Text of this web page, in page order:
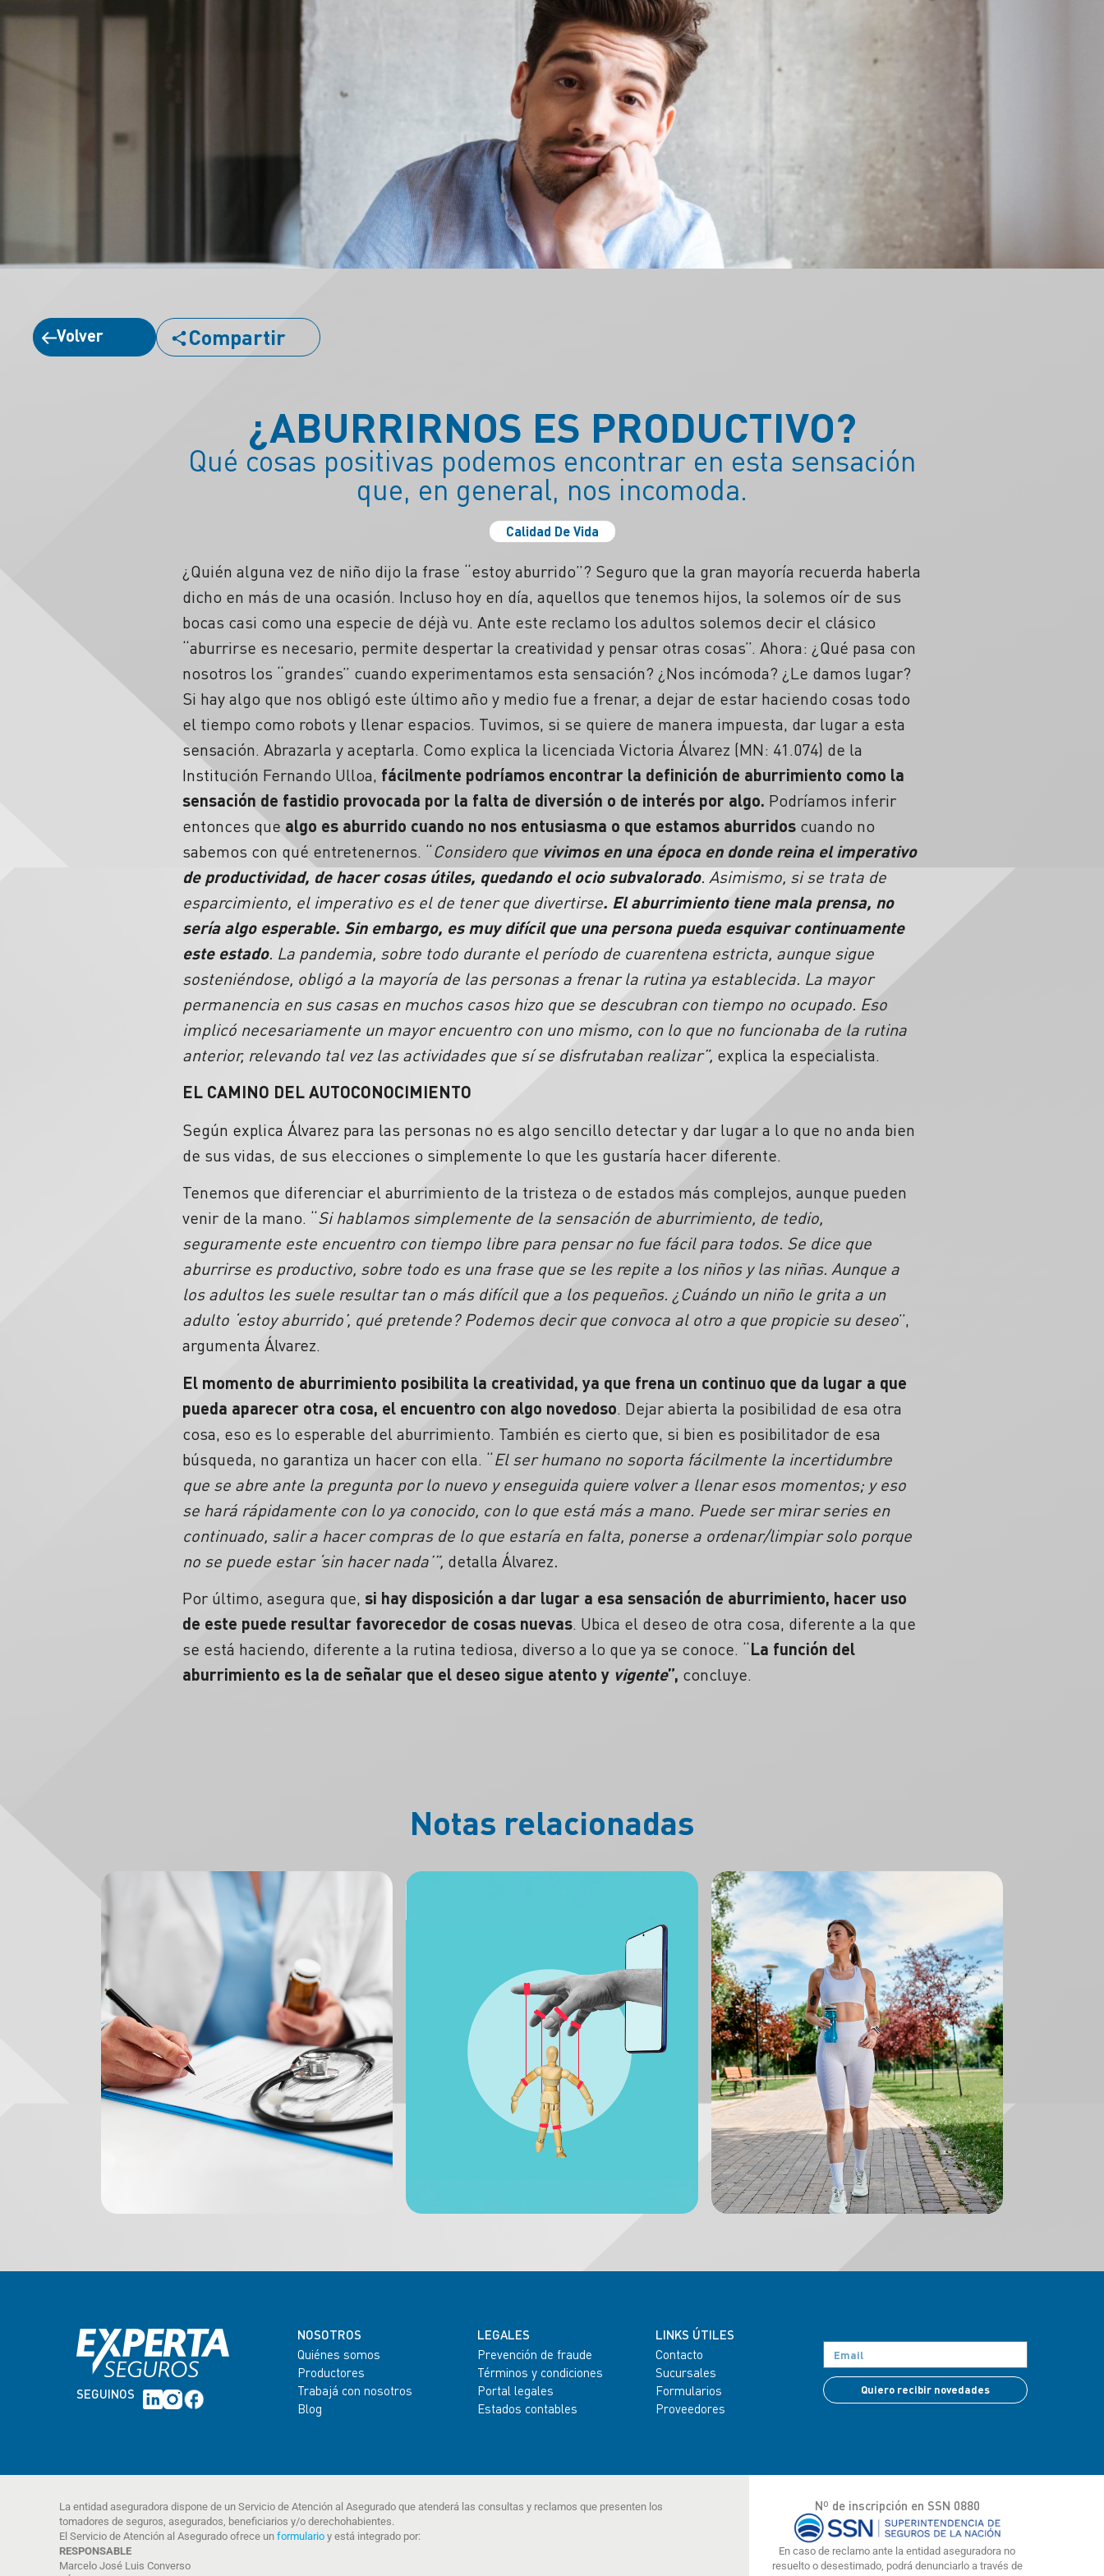
Volver Compartir
¿ABURRIRNOS ES PRODUCTIVO?
Qué cosas positivas podemos encontrar en esta sensación
que, en general, nos incomoda.
Calidad De Vida
¿Quién alguna vez de niño dijo la frase “estoy aburrido”? Seguro que la gran mayoría recuerda haberla
dicho en más de una ocasión. Incluso hoy en día, aquellos que tenemos hijos, la solemos oír de sus
bocas casi como una especie de déjà vu. Ante este reclamo los adultos solemos decir el clásico
“aburrirse es necesario, permite despertar la creatividad y pensar otras cosas”. Ahora: ¿Qué pasa con
nosotros los “grandes” cuando experimentamos esta sensación? ¿Nos incómoda? ¿Le damos lugar?
Si hay algo que nos obligó este último año y medio fue a frenar, a dejar de estar haciendo cosas todo
el tiempo como robots y llenar espacios. Tuvimos, si se quiere de manera impuesta, dar lugar a esta
sensación. Abrazarla y aceptarla. Como explica la licenciada Victoria Álvarez (MN: 41.074) de la
Institución Fernando Ulloa, fácilmente podríamos encontrar la definición de aburrimiento como la
sensación de fastidio provocada por la falta de diversión o de interés por algo. Podríamos inferir
entonces que algo es aburrido cuando no nos entusiasma o que estamos aburridos cuando no
sabemos con qué entretenernos. “Considero que vivimos en una época en donde reina el imperativo
de productividad, de hacer cosas útiles, quedando el ocio subvalorado. Asimismo, si se trata de
esparcimiento, el imperativo es el de tener que divertirse. El aburrimiento tiene mala prensa, no
sería algo esperable. Sin embargo, es muy difícil que una persona pueda esquivar continuamente
este estado. La pandemia, sobre todo durante el período de cuarentena estricta, aunque sigue
sosteniéndose, obligó a la mayoría de las personas a frenar la rutina ya establecida. La mayor
permanencia en sus casas en muchos casos hizo que se descubran con tiempo no ocupado. Eso
implicó necesariamente un mayor encuentro con uno mismo, con lo que no funcionaba de la rutina
anterior, relevando tal vez las actividades que sí se disfrutaban realizar”, explica la especialista.
EL CAMINO DEL AUTOCONOCIMIENTO
Según explica Álvarez para las personas no es algo sencillo detectar y dar lugar a lo que no anda bien
de sus vidas, de sus elecciones o simplemente lo que les gustaría hacer diferente.
Tenemos que diferenciar el aburrimiento de la tristeza o de estados más complejos, aunque pueden
venir de la mano. “Si hablamos simplemente de la sensación de aburrimiento, de tedio,
seguramente este encuentro con tiempo libre para pensar no fue fácil para todos. Se dice que
aburrirse es productivo, sobre todo es una frase que se les repite a los niños y las niñas. Aunque a
los adultos les suele resultar tan o más difícil que a los pequeños. ¿Cuándo un niño le grita a un
adulto ‘estoy aburrido’, qué pretende? Podemos decir que convoca al otro a que propicie su deseo”,
argumenta Álvarez.
El momento de aburrimiento posibilita la creatividad, ya que frena un continuo que da lugar a que
pueda aparecer otra cosa, el encuentro con algo novedoso. Dejar abierta la posibilidad de esa otra
cosa, eso es lo esperable del aburrimiento. También es cierto que, si bien es posibilitador de esa
búsqueda, no garantiza un hacer con ella. “El ser humano no soporta fácilmente la incertidumbre
que se abre ante la pregunta por lo nuevo y enseguida quiere volver a llenar esos momentos; y eso
se hará rápidamente con lo ya conocido, con lo que está más a mano. Puede ser mirar series en
continuado, salir a hacer compras de lo que estaría en falta, ponerse a ordenar/limpiar solo porque
no se puede estar ‘sin hacer nada’”, detalla Álvarez.
Por último, asegura que, si hay disposición a dar lugar a esa sensación de aburrimiento, hacer uso
de este puede resultar favorecedor de cosas nuevas. Ubica el deseo de otra cosa, diferente a la que
se está haciendo, diferente a la rutina tediosa, diverso a lo que ya se conoce. “La función del
aburrimiento es la de señalar que el deseo sigue atento y vigente”, concluye.
Notas relacionadas
SEGUINOS
NOSOTROS
Quiénes somos
Productores
Trabajá con nosotros
Blog
LEGALES
Prevención de fraude
Términos y condiciones
Portal legales
Estados contables
LINKS ÚTILES
Contacto
Sucursales
Formularios
Proveedores
Quiero recibir novedades
La entidad aseguradora dispone de un Servicio de Atención al Asegurado que atenderá las consultas y reclamos que presenten los
tomadores de seguros, asegurados, beneficiarios y/o derechohabientes.
El Servicio de Atención al Asegurado ofrece un formulario y está integrado por:
RESPONSABLE
Marcelo José Luis Converso
Nº de inscripción en SSN 0880
En caso de reclamo ante la entidad aseguradora no
resuelto o desestimado, podrá denunciarlo a través de